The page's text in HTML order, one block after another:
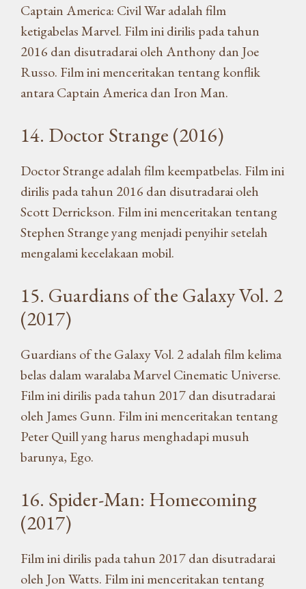
Captain America: Civil War adalah film
ketigabelas Marvel. Film ini dirilis pada tahun
2016 dan disutradarai oleh Anthony dan Joe
Russo. Film ini menceritakan tentang konflik
antara Captain America dan Iron Man.
14. Doctor Strange (2016)
Doctor Strange adalah film keempatbelas. Film ini
dirilis pada tahun 2016 dan disutradarai oleh
Scott Derrickson. Film ini menceritakan tentang
Stephen Strange yang menjadi penyihir setelah
mengalami kecelakaan mobil.
15. Guardians of the Galaxy Vol. 2
(2017)
Guardians of the Galaxy Vol. 2 adalah film kelima
belas dalam waralaba Marvel Cinematic Universe.
Film ini dirilis pada tahun 2017 dan disutradarai
oleh James Gunn. Film ini menceritakan tentang
Peter Quill yang harus menghadapi musuh
barunya, Ego.
16. Spider-Man: Homecoming
(2017)
Film ini dirilis pada tahun 2017 dan disutradarai
oleh Jon Watts. Film ini menceritakan tentang